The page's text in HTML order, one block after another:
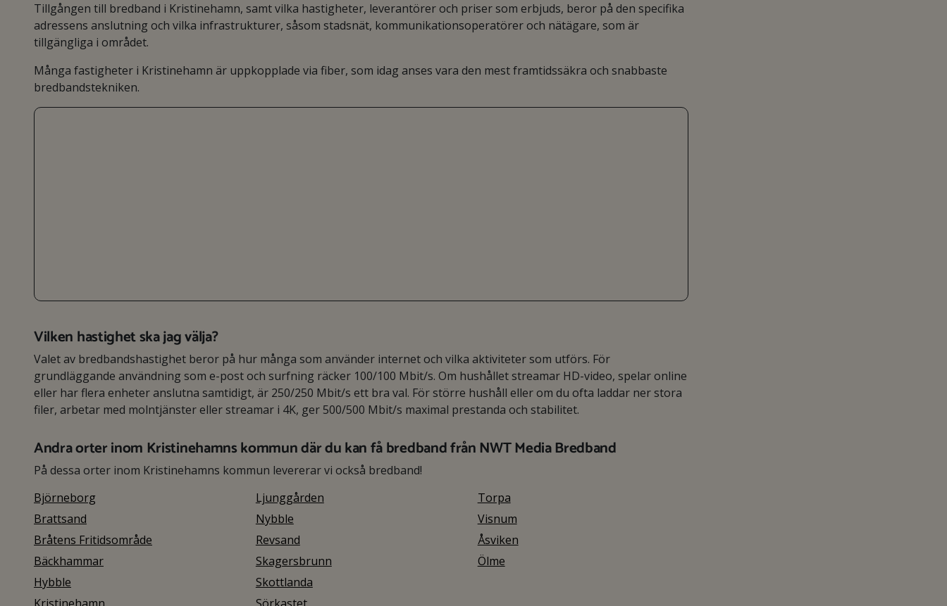
Tillgången till bredband i Kristinehamn, samt vilka hastigheter, leverantörer och priser som erbjuds, beror på den specifika
adressens anslutning och vilka infrastrukturer, såsom stadsnät, kommunikationsoperatörer och nätägare, som är
tillgängliga i området.
Många fastigheter i Kristinehamn är uppkopplade via fiber, som idag anses vara den mest framtidssäkra och snabbaste
bredbandstekniken.
Vilken hastighet ska jag välja?
Valet av bredbandshastighet beror på hur många som använder internet och vilka aktiviteter som utförs. För
grundläggande användning som e-post och surfning räcker 100/100 Mbit/s. Om hushållet streamar HD-video, spelar online
eller har flera enheter anslutna samtidigt, är 250/250 Mbit/s ett bra val. För större hushåll eller om du ofta laddar ner stora
filer, arbetar med molntjänster eller streamar i 4K, ger 500/500 Mbit/s maximal prestanda och stabilitet.
Andra orter inom Kristinehamns kommun där du kan få bredband från NWT Media Bredband
På dessa orter inom Kristinehamns kommun levererar vi också bredband!
Björneborg
Brattsand
Bråtens Fritidsområde
Bäckhammar
Hybble
Ljunggården
Nybble
Revsand
Skagersbrunn
Skottlanda
Torpa
Visnum
Åsviken
Ölme